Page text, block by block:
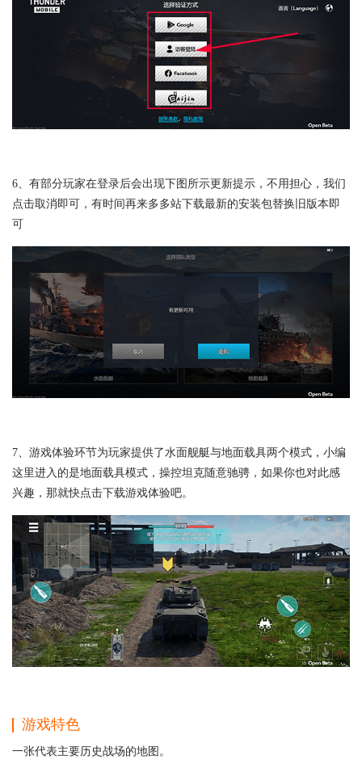
6、有部分玩家在登录后会出现下图所示更新提示，不用担心，我们
点击取消即可，有时间再来多多站下载最新的安装包替换旧版本即
可
7、游戏体验环节为玩家提供了水面舰艇与地面载具两个模式，小编
这里进入的是地面载具模式，操控坦克随意驰骋，如果你也对此感
兴趣，那就快点击下载游戏体验吧。
游戏特色
一张代表主要历史战场的地图。